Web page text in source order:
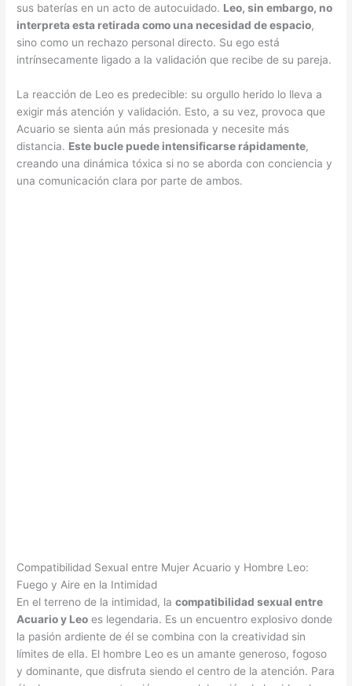
sus baterías en un acto de autocuidado. Leo, sin embargo, no
interpreta esta retirada como una necesidad de espacio,
sino como un rechazo personal directo. Su ego está
intrínsecamente ligado a la validación que recibe de su pareja.
La reacción de Leo es predecible: su orgullo herido lo lleva a
exigir más atención y validación. Esto, a su vez, provoca que
Acuario se sienta aún más presionada y necesite más
distancia. Este bucle puede intensificarse rápidamente,
creando una dinámica tóxica si no se aborda con conciencia y
una comunicación clara por parte de ambos.
Compatibilidad Sexual entre Mujer Acuario y Hombre Leo:
Fuego y Aire en la Intimidad
En el terreno de la intimidad, lacompatibilidad sexual entre
Acuario y Leo es legendaria. Es un encuentro explosivo donde
la pasión ardiente de él se combina con la creatividad sin
límites de ella. El hombre Leo es un amante generoso, fogoso
y dominante, que disfruta siendo el centro de la atención. Para